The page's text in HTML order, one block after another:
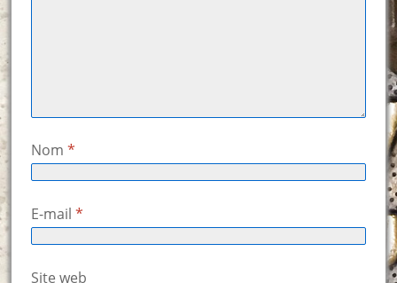
Nom *
E-mail *
Site web